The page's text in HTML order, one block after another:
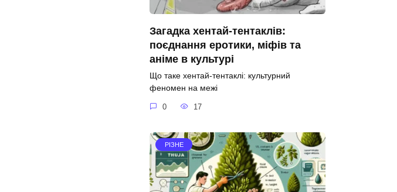
Загадка хентай-тентаклів:
поєднання еротики, міфів та
аніме в культурі
Що таке хентай-тентаклі: культурний
феномен на межі
0 17
РІЗНЕ